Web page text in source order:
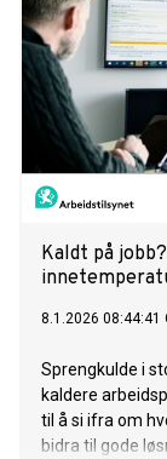
Kaldt på
8.1.2026 08:44:41
Sprengkulde i
kaldere
til å si ifra om
bidra til gode